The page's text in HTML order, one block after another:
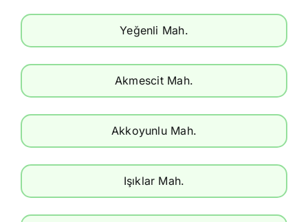
Yeğenli Mah.
Akmescit Mah.
Akkoyunlu Mah.
Işıklar Mah.